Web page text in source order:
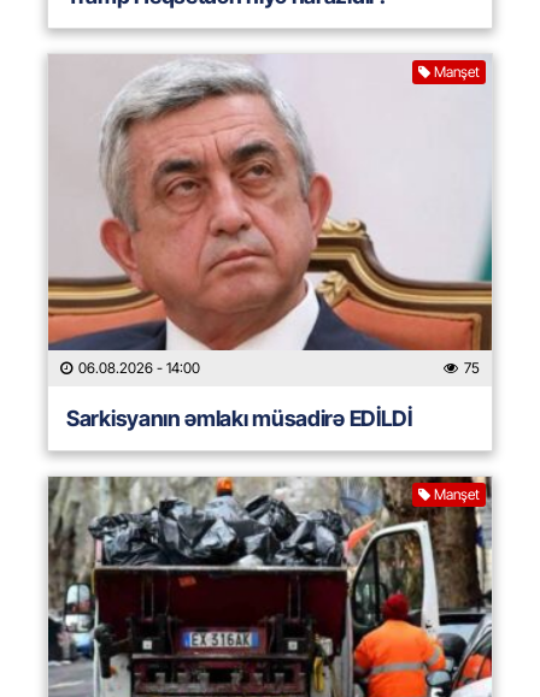
Manşet
06.08.2026 - 14:00 75
Sarkisyanın əmlakı müsadirə EDİLDİ
Manşet